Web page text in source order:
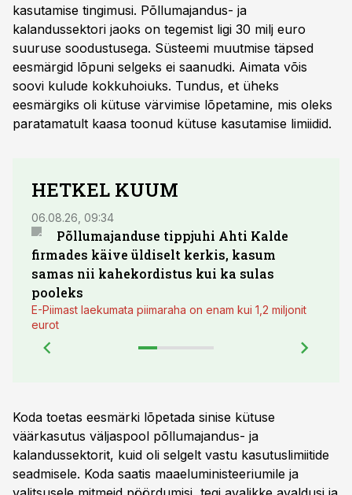
kasutamise tingimusi. Põllumajandus- ja
kalandussektori jaoks on tegemist ligi 30 milj euro
suuruse soodustusega. Süsteemi muutmise täpsed
eesmärgid lõpuni selgeks ei saanudki. Aimata võis
soovi kulude kokkuhoiuks. Tundus, et üheks
eesmärgiks oli kütuse värvimise lõpetamine, mis oleks
paratamatult kaasa toonud kütuse kasutamise limiidid.
HETKEL KUUM
06.08.26, 09:34
Põllumajanduse tippjuhi Ahti Kalde
firmades käive üldiselt kerkis, kasum
samas nii kahekordistus kui ka sulas
pooleks
E-Piimast laekumata piimaraha on enam kui 1,2 miljonit
eurot
Koda toetas eesmärki lõpetada sinise kütuse
väärkasutus väljaspool põllumajandus- ja
kalandussektorit, kuid oli selgelt vastu kasutuslimiitide
seadmisele. Koda saatis maaeluministeeriumile ja